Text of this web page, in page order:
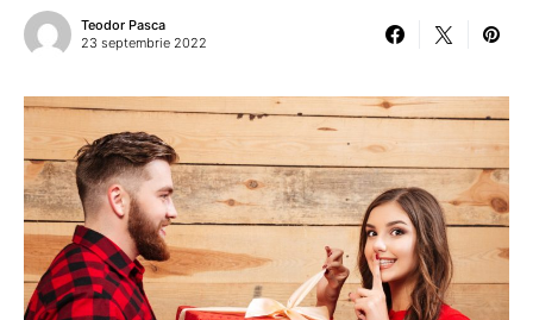
Teodor Pasca
23 septembrie 2022